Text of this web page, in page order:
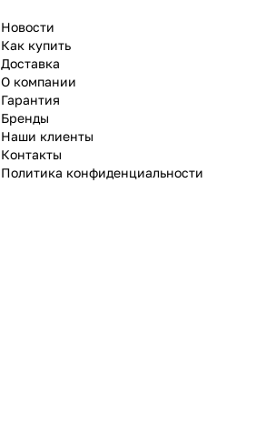
Новости
Как купить
Доставка
О компании
Гарантия
Бренды
Наши клиенты
Контакты
Политика конфиденциальности